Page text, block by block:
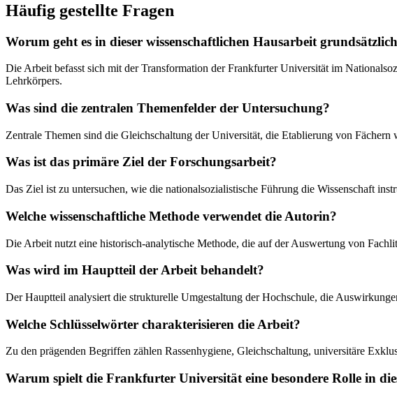
Häufig gestellte Fragen
Worum geht es in dieser wissenschaftlichen Hausarbeit
Die Arbeit befasst sich mit der Transformation der Frankfurter Universität im
Lehrkörpers.
Was sind die zentralen Themenfelder der Untersuchung?
Zentrale Themen sind die Gleichschaltung der Universität, die Etablierung von
Was ist das primäre Ziel der Forschungsarbeit?
Das Ziel ist zu untersuchen, wie die nationalsozialistische Führung die Wissenschaft
Welche wissenschaftliche Methode verwendet die Autorin?
Die Arbeit nutzt eine historisch-analytische Methode, die auf der Auswertung von
Was wird im Hauptteil der Arbeit behandelt?
Der Hauptteil analysiert die strukturelle Umgestaltung der Hochschule, die
Welche Schlüsselwörter charakterisieren die Arbeit?
Zu den prägenden Begriffen zählen Rassenhygiene, Gleichschaltung, universitäre
Warum spielt die Frankfurter Universität eine besondere Rolle in